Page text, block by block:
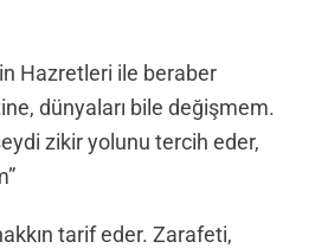
Hazretleri ile beraber
dünyaları bile değişmem.
zikir yolunu tercih eder,
tarif eder. Zarafeti,